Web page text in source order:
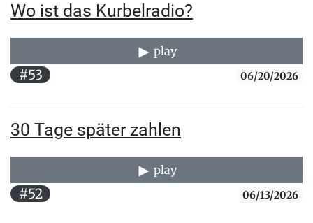
Wo ist das Kurbelradio?
play
#53 06/20/2026
30 Tage später zahlen
play
#52 06/13/2026